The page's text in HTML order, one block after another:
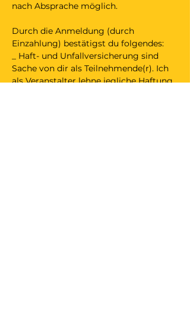
nach Absprache möglich.
Durch die Anmeldung (durch
Einzahlung) bestätigst du folgendes:
_ Haft- und Unfallversicherung sind
Sache von dir als Teilnehmende(r). Ich
als Veranstalter lehne jegliche Haftung